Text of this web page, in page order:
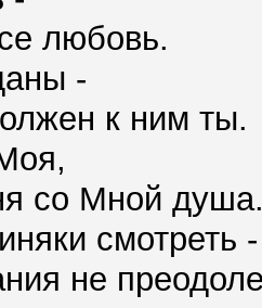
любовь.
-
к ним ты.
со Мной
смотреть
не